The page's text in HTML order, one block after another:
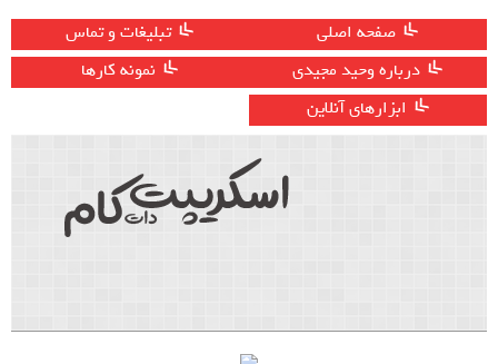
صفحه اصلی
تبلیغات و تماس
درباره وحید مجیدی
نمونه کارها
ابزارهای آنلاین